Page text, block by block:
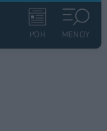
ΡΟΗ ΜΕΝΟΥ